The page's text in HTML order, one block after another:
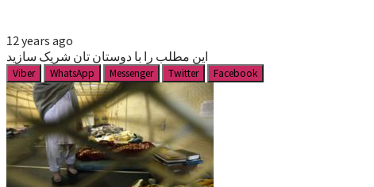
12 years ago
این مطلب را با دوستان تان شریک سازید
Viber WhatsApp Messenger Twitter Facebook